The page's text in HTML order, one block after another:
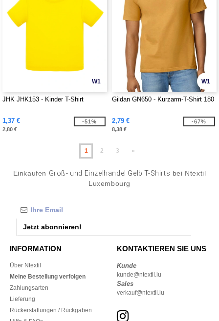
W1
JHK JHK153 - Kinder T-Shirt
1,37 €
2,80 €
-51%
W1
Gildan GN650 - Kurzarm-T-Shirt 180
2,79 €
8,38 €
-67%
1 2 3 »
Einkaufen Groß- und Einzelhandel Gelb T-Shirts bei Ntextil
Luxembourg
Jetzt abonnieren!
INFORMATION
Über Ntextil
Meine Bestellung verfolgen
Zahlungsarten
Lieferung
Rückerstattungen / Rückgaben
KONTAKTIEREN SIE UNS
Kunde
kunde@ntextil.lu
Sales
verkauf@ntextil.lu